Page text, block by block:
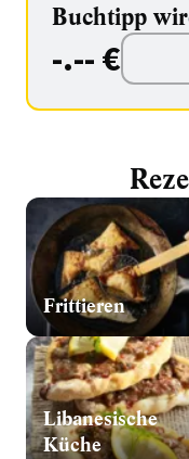
Buchtipp
-.-- €
Frittieren
Libanesische
Küche